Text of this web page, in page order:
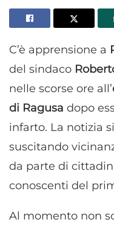
C’è apprensione a
del sindaco
nelle scorse ore all’
di Ragusa dopo
infarto. La notizia
suscitando
da parte di
conoscenti del
Al momento non